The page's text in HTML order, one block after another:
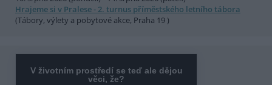
Hrajeme si v Pralese - 2. turnus příměstského letního tábora
(Tábory, výlety a pobytové akce, Praha 19 )